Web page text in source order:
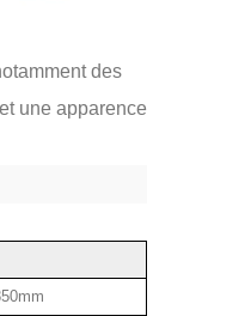
des
une apparence